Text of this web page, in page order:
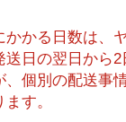
かかる日数は、
送日の翌日から
、個別の配送事
す。